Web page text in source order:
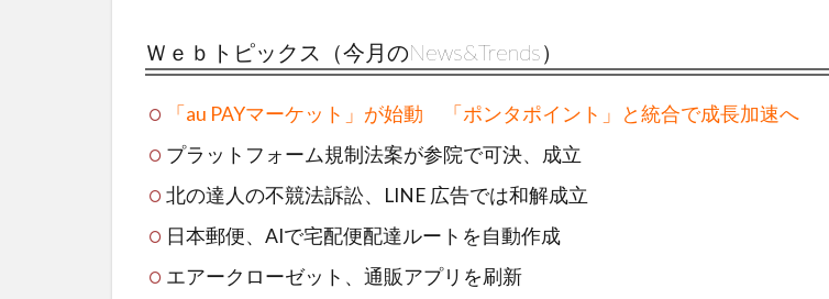
Ｗｅｂトピックス（今月のNews&Trends）
「au PAYマーケット」が始動 「ポンタポイント」と統合で成長加速へ
プラットフォーム規制法案が参院で可決、成立
北の達人の不競法訴訟、LINE 広告では和解成立
日本郵便、AIで宅配便配達ルートを自動作成
エアークローゼット、通販アプリを刷新